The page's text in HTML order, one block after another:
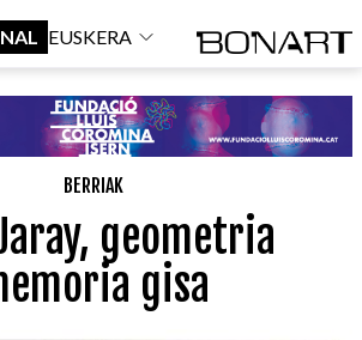
EUSKERA
BERRIAK
geometria
gisa